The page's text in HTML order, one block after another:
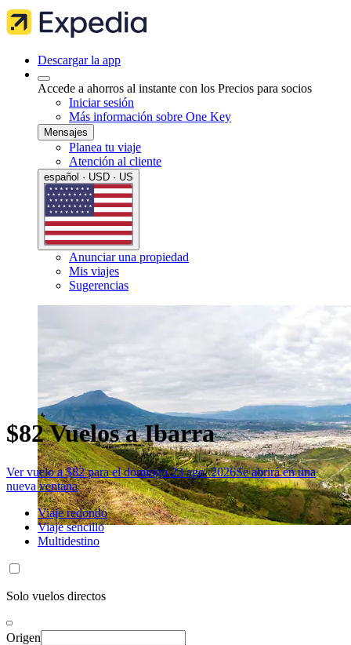
Descargar la app
Accede a ahorros al instante con los Precios para socios
Iniciar sesión
Más información sobre One Key
Mensajes
Planea tu viaje
Atención al cliente
español · USD · US
Anunciar una propiedad
Mis viajes
Sugerencias
$82 Vuelos a Ibarra
Ver vuelo a $82 para el domingo 23 ago. 2026Se abrirá en una
nueva ventana
Viaje redondo
Viaje sencillo
Multidestino
Solo vuelos directos
Origen